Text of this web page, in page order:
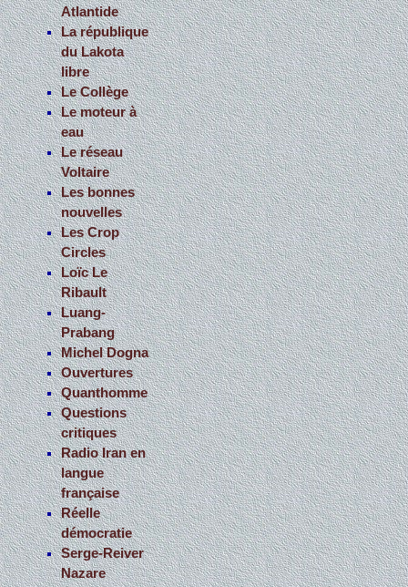
Atlantide
La république
du Lakota
libre
Le Collège
Le moteur à
eau
Le réseau
Voltaire
Les bonnes
nouvelles
Les Crop
Circles
Loïc Le
Ribault
Luang-
Prabang
Michel Dogna
Ouvertures
Quanthomme
Questions
critiques
Radio Iran en
langue
française
Réelle
démocratie
Serge-Reiver
Nazare